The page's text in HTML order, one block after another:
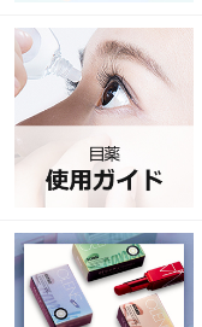
カスタマーサービス
ショッピングガイド
アプリダウンロード
INSTAGRAM TWITTER